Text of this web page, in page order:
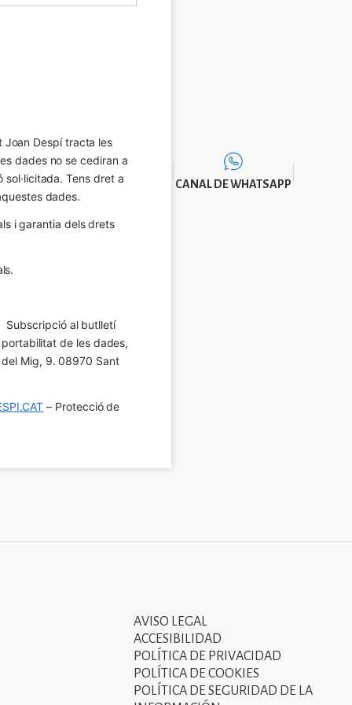
Joan Despí tracta les
dades no se cediran a
Tens dret a
dades.
i garantia dels drets
Subscripció al butlletí
de les dades,
del Mig, 9. 08970 Sant
– Protecció de
CANAL DE WHATSAPP
Tercer
menú
AVISO LEGAL
ACCESIBILIDAD
POLÍTICA DE PRIVACIDAD
POLÍTICA DE COOKIES
POLÍTICA DE SEGURIDAD DE LA